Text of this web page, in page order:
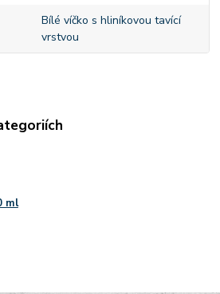
Bílé víčko s hliníkovou tavící
vrstvou
ml